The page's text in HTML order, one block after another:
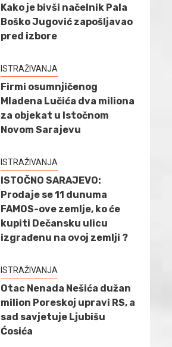
Kako je bivši načelnik Pala
Boško Jugović zapošljavao
pred izbore
ISTRAŽIVANJA
Firmi osumnjičenog
Mladena Lučića dva miliona
za objekat u Istočnom
Novom Sarajevu
ISTRAŽIVANJA
ISTOČNO SARAJEVO:
Prodaje se 11 dunuma
FAMOS-ove zemlje, ko će
kupiti Dečansku ulicu
izgrađenu na ovoj zemlji ?
ISTRAŽIVANJA
Otac Nenada Nešića dužan
milion Poreskoj upravi RS, a
sad savjetuje Ljubišu
Ćosića